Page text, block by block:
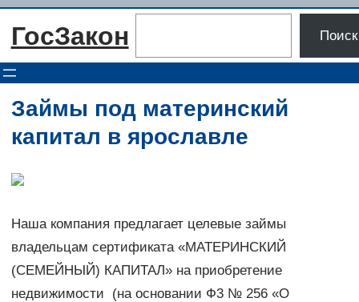
Перейти
ГосЗакон Поиск
Займы под материнский
капитал в ярославле
Наша компания предлагает целевые займы
владельцам сертификата «МАТЕРИНСКИЙ
(СЕМЕЙНЫЙ) КАПИТАЛ» на приобретение
недвижимости (на основании Ф3 № 256 «О